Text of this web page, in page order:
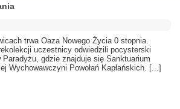
trwa Oaza Nowego Życia 0 stopnia.
uczestnicy odwiedzili pocysterski
Paradyżu, gdzie znajduje się Sanktuarium
Wychowawczyni Powołań Kapłańskich.
[...]